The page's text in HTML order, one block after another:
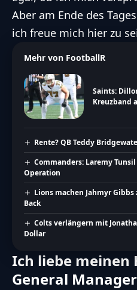
Aber am Ende des
ich freue mich hier zu
Mehr von FootballR
Saints:
Kreuzband
Rente? QB Teddy
Commanders: Laremy
Operation
Lions machen Jahmyr
Back
Colts verlängern mit
Dollar
Ich liebe meinen
General Manager